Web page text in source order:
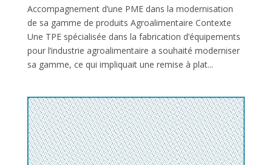
Accompagnement d’une PME dans la modernisation
de sa gamme de produits Agroalimentaire Contexte
Une TPE spécialisée dans la fabrication d’équipements
pour l’industrie agroalimentaire a souhaité moderniser
sa gamme, ce qui impliquait une remise à plat...